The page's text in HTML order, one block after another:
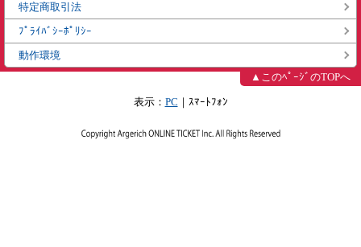
特定商取引法
ﾌﾟﾗｲﾊﾞｼｰﾎﾟﾘｼｰ
動作環境
▲このﾍﾟｰｼﾞのTOPへ
表示： PC ｜ｽﾏｰﾄﾌｫﾝ